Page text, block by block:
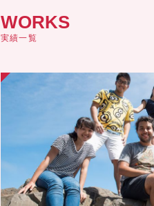
WORKS
実績一覧